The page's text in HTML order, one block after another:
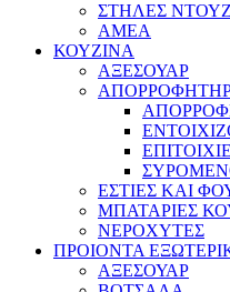
ΣΤΗΛΕΣ ΝΤΟΥΖ
ΑΜΕΑ
ΚΟΥΖΙΝΑ
ΑΞΕΣΟΥΑΡ
ΕΣΤΙΕΣ ΚΑΙ
ΜΠΑΤΑΡΙΕΣ
ΝΕΡΟΧΥΤΕΣ
ΠΡΟΙΟΝΤΑ
ΑΞΕΣΟΥΑΡ